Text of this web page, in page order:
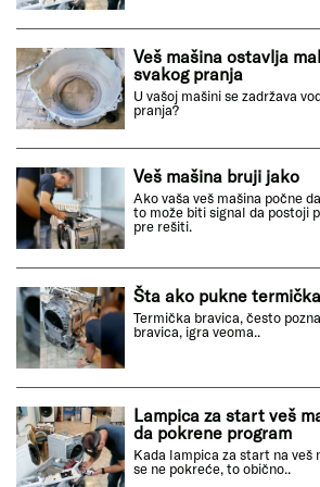
Veš mašina ostavlja
svakog pranja
U vašoj mašini se zadržava
pranja?
Veš mašina bruji jako
Ako vaša veš mašina počne
to može biti signal da postoji
pre rešiti.
Šta ako pukne
Termička bravica, često
bravica, igra veoma..
Lampica za start veš
da pokrene program
Kada lampica za start na veš
se ne pokreće, to obično..